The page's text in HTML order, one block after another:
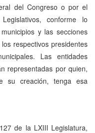
del Congreso o por el
conforme lo
y las secciones
respectivos presidentes
Las entidades
representadas por quien,
su creación, tenga esa
de la LXIII Legislatura,